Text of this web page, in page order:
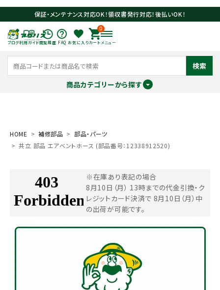
保証・メンテナンス対応OK！領収書発行対応！後払いOK！
ブログ利用ガイド閲覧履歴 FAQ お気に入り
0
カート メニュー
検索
商品カテゴリーから探す
search
HOME 補修部品
部品・パーツ
共立 部品 エアベントホース (部品番号：12338912520)
※在庫あり表記の場合
8月10日（月） 13時までの代金引換・ク
レジットカード決済で 8月10日（月）中
の出荷が可能です。